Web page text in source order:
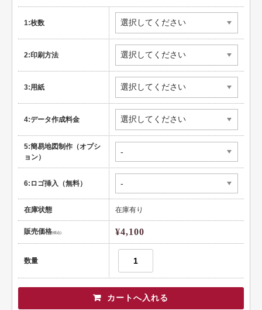
1:枚数
2:印刷方法
3:用紙
4:データ作成料金
5:簡易地図制作（オプシ
ョン）
6:ロゴ挿入（無料）
在庫状態 在庫有り
販売価格(税込) ¥4,100
数量